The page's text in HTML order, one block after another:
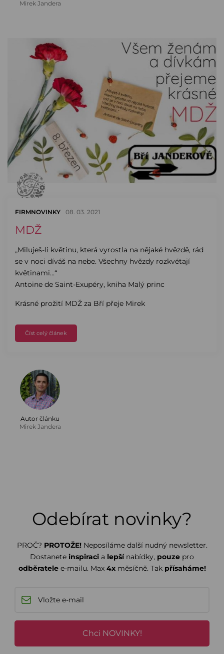
Mirek Jandera
FIRMNOVINKY 08. 03. 2021
MDŽ
„Miluješ-li květinu, která vyrostla na nějaké hvězdě, rád
se v noci díváš na nebe. Všechny hvězdy rozkvétají
květinami…“
Antoine de Saint-Exupéry, kniha Malý princ
Krásné prožití MDŽ za Bří přeje Mirek
Číst celý článek
Autor článku
Mirek Jandera
Odebírat novinky?
PROČ? PROTOŽE! Neposíláme další nudný newsletter.
Dostanete inspiraci a lepšínabídky, pouze pro
odběratelee-mailu. Max 4xměsíčně. Tak přísaháme!
Chci NOVINKY!